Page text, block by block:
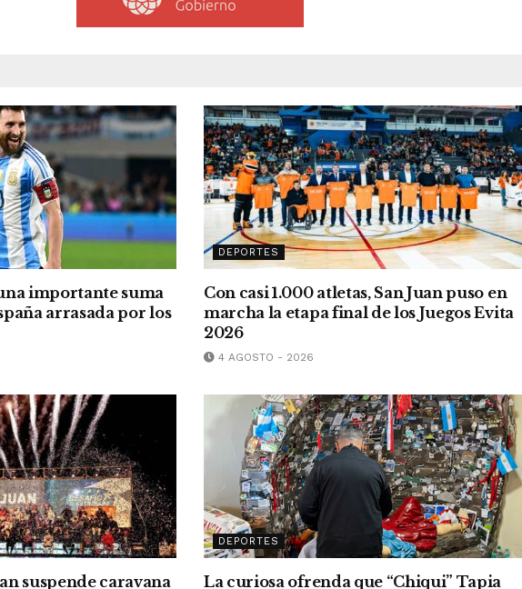
importante suma
arrasada por los
DEPORTES
Con casi 1.000 atletas, San Juan puso en
marcha la etapa final de los Juegos Evita
2026
4 AGOSTO - 2026
suspende caravana
DEPORTES
La curiosa ofrenda que “Chiqui” Tapia